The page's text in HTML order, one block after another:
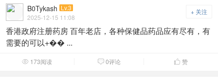
+ 关注
B0Tykash Lv.3
2025-12-15 11:08
香港政府注册药房 百年老店，各种保健品药品应有尽有，有
需要的可以+�� ...
 173阅读  0评论  赞